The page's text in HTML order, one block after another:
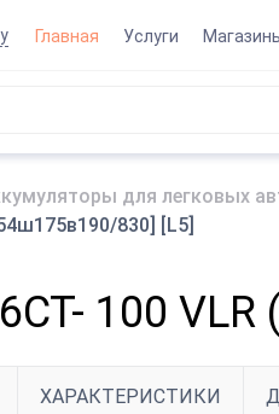
Главная Услуги
для легковых
830] [L5]
100
ХАРАКТЕРИСТИКИ